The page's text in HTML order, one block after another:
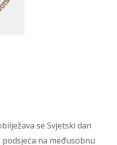
se Svjetski dan
na međusobnu